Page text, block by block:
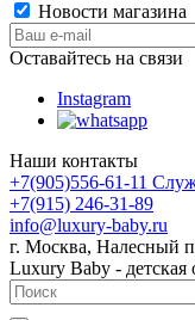
Новости магазина
Оставайтесь на связи
Instagram
Наши контакты
+7(905)556-61-11
+7(915) 246-31-89
info@luxury-baby.ru
г. Москва, Налесный
Luxury Baby - детская